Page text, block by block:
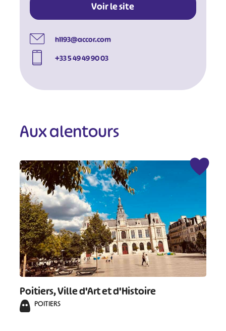
Voir le site
h1193@accor.com
+33 5 49 49 90 03
Aux alentours
Poitiers, Ville d'Art et d'Histoire
POITIERS